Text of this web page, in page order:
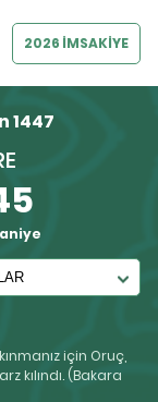
2026 İMSAKİYE
için Oruç,
kılındı. (Bakara
1447